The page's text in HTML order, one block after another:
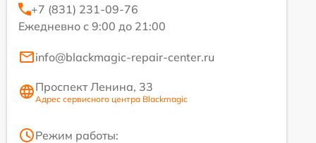
+7 (831) 231-09-76
Ежедневно с 9:00 до 21:00
info@blackmagic-repair-center.ru
Проспект Ленина, 33
Адрес сервисного центра Blackmagic
Режим работы: